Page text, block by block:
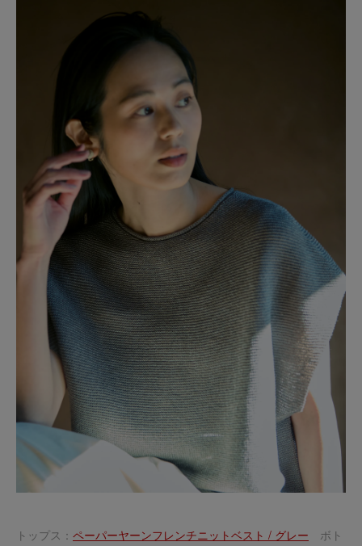
トップス： ペーパーヤーンフレンチニットベスト / グレー ボト